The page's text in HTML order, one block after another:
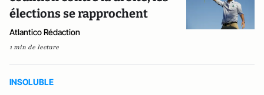
élections se rapprochent
Atlantico Rédaction
1 min de lecture
INSOLUBLE